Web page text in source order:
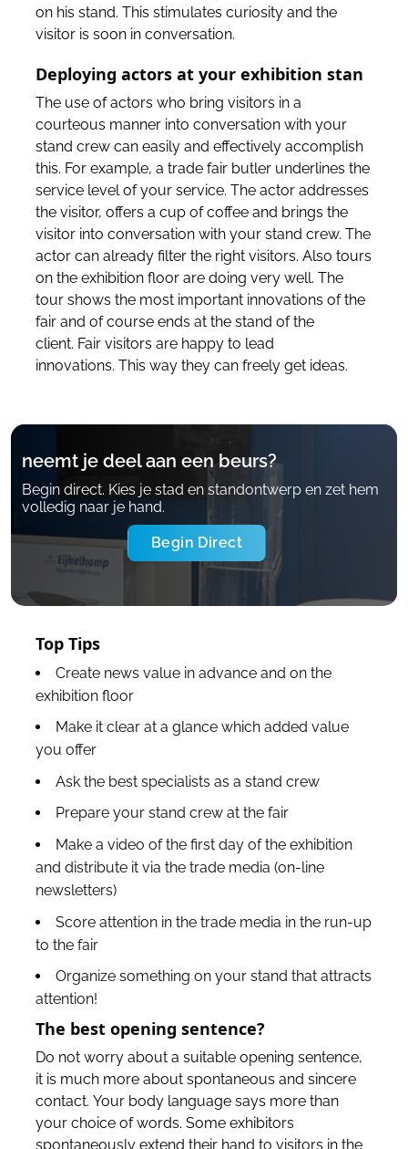
on his stand. This stimulates curiosity and the
visitor is soon in conversation.
Deploying actors at your exhibition stan
The use of actors who bring visitors in a
courteous manner into conversation with your
stand crew can easily and effectively accomplish
this. For example, a trade fair butler underlines the
service level of your service. The actor addresses
the visitor, offers a cup of coffee and brings the
visitor into conversation with your stand crew. The
actor can already filter the right visitors. Also tours
on the exhibition floor are doing very well. The
tour shows the most important innovations of the
fair and of course ends at the stand of the
client. Fair visitors are happy to lead
innovations. This way they can freely get ideas.
neemt je deel aan een beurs?
Begin direct. Kies je stad en standontwerp en zet hem
volledig naar je hand.
Begin Direct
Top Tips
Create news value in advance and on the
exhibition floor
Make it clear at a glance which added value
you offer
Ask the best specialists as a stand crew
Prepare your stand crew at the fair
Make a video of the first day of the exhibition
and distribute it via the trade media (on-line
newsletters)
Score attention in the trade media in the run-up
to the fair
Organize something on your stand that attracts
attention!
The best opening sentence?
Do not worry about a suitable opening sentence,
it is much more about spontaneous and sincere
contact. Your body language says more than
your choice of words. Some exhibitors
spontaneously extend their hand to visitors in the